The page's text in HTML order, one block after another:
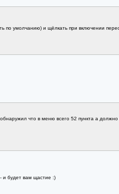
по умолчанию) и щёлкать при включении
что в меню всего 52 пункта а
и будет вам щастие :)